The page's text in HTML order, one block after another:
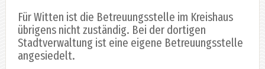
Für Witten ist die Betreuungsstelle im Kreishaus
übrigens nicht zuständig. Bei der dortigen
Stadtverwaltung ist eine eigene Betreuungsstelle
angesiedelt.